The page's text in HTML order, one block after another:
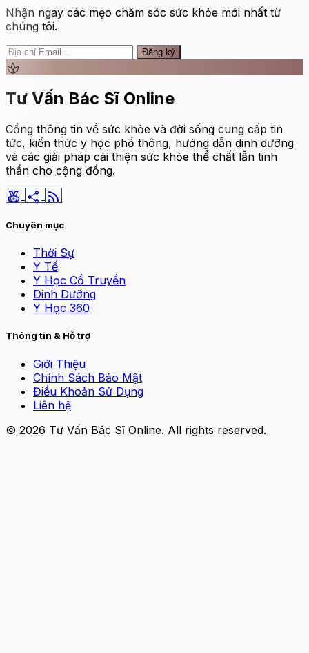
Nhận ngay các mẹo chăm sóc sức khỏe mới nhất từ
chúng tôi.
Đăng ký
spa
Tư Vấn Bác Sĩ Online
Cổng thông tin về sức khỏe và đời sống cung cấp tin
tức, kiến thức y học phổ thông, hướng dẫn dinh dưỡng
và các giải pháp cải thiện sức khỏe thể chất lẫn tinh
thần cho cộng đồng.
social_leaderboard share rss_feed
Chuyên mục
Thời Sự
Y Tế
Y Học Cổ Truyền
Dinh Dưỡng
Y Học 360
Thông tin & Hỗ trợ
Giới Thiệu
Chính Sách Bảo Mật
Điều Khoản Sử Dụng
Liên hệ
© 2026 Tư Vấn Bác Sĩ Online. All rights reserved.